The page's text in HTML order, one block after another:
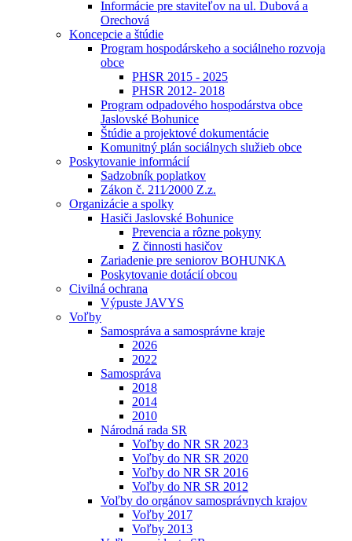
Informácie pre staviteľov na ul. Dubová a
Orechová
Koncepcie a štúdie
Program hospodárskeho a sociálneho rozvoja
obce
PHSR 2015 - 2025
PHSR 2012- 2018
Program odpadového hospodárstva obce
Jaslovské Bohunice
Štúdie a projektové dokumentácie
Komunitný plán sociálnych služieb obce
Poskytovanie informácií
Sadzobník poplatkov
Zákon č. 211⁄2000 Z.z.
Organizácie a spolky
Hasiči Jaslovské Bohunice
Prevencia a rôzne pokyny
Z činnosti hasičov
Zariadenie pre seniorov BOHUNKA
Poskytovanie dotácií obcou
Civilná ochrana
Výpuste JAVYS
Voľby
Samospráva a samosprávne kraje
2026
2022
Samospráva
2018
2014
2010
Národná rada SR
Voľby do NR SR 2023
Voľby do NR SR 2020
Voľby do NR SR 2016
Voľby do NR SR 2012
Voľby do orgánov samosprávnych krajov
Voľby 2017
Voľby 2013